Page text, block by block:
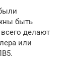
быть
делают
или